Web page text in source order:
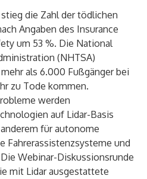
die Zahl der tödlichen
Angaben des Insurance
um 53 %. Die National
(NHTSA)
als 6.000 Fußgänger bei
zu Tode kommen.
werden
auf Lidar-Basis
für autonome
Fahrerassistenzsysteme und
Webinar-Diskussionsrunde
mit Lidar ausgestattete